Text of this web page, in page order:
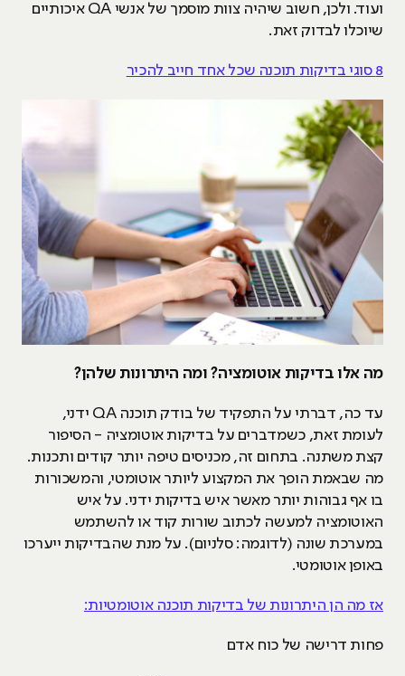
ועוד. ולכן, חשוב שיהיה צוות מוסמך של אנשי QA איכותיים
שיוכלו לבדוק זאת.
8 סוגי בדיקות תוכנה שכל אחד חייב להכיר
מה אלו בדיקות אוטומציה? ומה היתרונות שלהן?
עד כה, דברתי על התפקיד של בודק תוכנה QA ידני,
לעומת זאת, כשמדברים על בדיקות אוטומציה - הסיפור
קצת משתנה. בתחום זה, מכניסים טיפה יותר קודים ותכנות.
מה שבאמת הופך את המקצוע ליותר אוטומטי, והמשכורות
בו אף גבוהות יותר מאשר איש בדיקות ידני. על איש
האוטומציה למעשה לכתוב שורות קוד או להשתמש
במערכת שונה (לדוגמה: סלניום). על מנת שהבדיקות ייערכו
באופן אוטומטי.
אז מה הן היתרונות של בדיקות תוכנה אוטומטיות:
פחות דרישה של כוח אדם